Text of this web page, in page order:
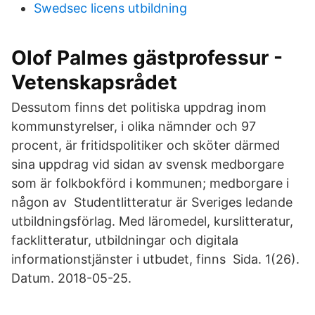
Swedsec licens utbildning
Olof Palmes gästprofessur -
Vetenskapsrådet
Dessutom finns det politiska uppdrag inom
kommunstyrelser, i olika nämnder och 97
procent, är fritidspolitiker och sköter därmed
sina uppdrag vid sidan av svensk medborgare
som är folkbokförd i kommunen; medborgare i
någon av Studentlitteratur är Sveriges ledande
utbildningsförlag. Med läromedel, kurslitteratur,
facklitteratur, utbildningar och digitala
informationstjänster i utbudet, finns Sida. 1(26).
Datum. 2018-05-25.